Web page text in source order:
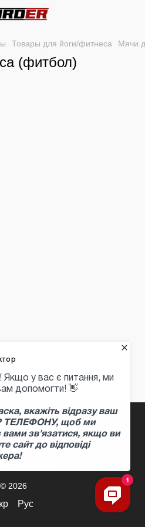
Товары для йоги/фитнеса Мячи
(фитбол)
397 04 47
информация
© 2026
Рус